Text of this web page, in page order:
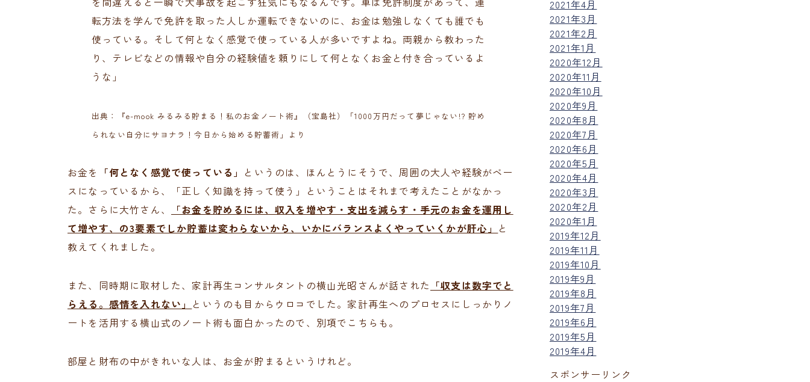
転方法を学んで免許を取った人しか運転できないのに、お金は勉強しなくても誰でも
使っている。そして何となく感覚で使っている人が多いですよね。両親から教わった
り、テレビなどの情報や自分の経験値を頼りにして何となくお金と付き合っているよ
うな」
出典：『e-mook みるみる貯まる！私のお金ノート術』（宝島社）「1000万円だって夢じゃない!? 貯め
られない自分にサヨナラ！今日から始める貯蓄術」より
お金を 「何となく感覚で使っている」 というのは、ほんとうにそうで、周囲の大人や経験がベー
スになっているから、「正しく知識を持って使う」ということはそれまで考えたことがなかっ
た。さらに大竹さん、
「お金を貯めるには、収入を増やす・支出を減らす・手元のお金を運用し
て増やす、の3要素でしか貯蓄は変わらないから、いかにバランスよくやっていくかが肝心」 と
教えてくれました。
また、同時期に取材した、家計再生コンサルタントの横山光昭さんが話された 「収支は数字でと
らえる。感情を入れない」 というのも目からウロコでした。家計再生へのプロセスにしっかりノ
ートを活用する横山式のノート術も面白かったので、別項でこちらも。
部屋と財布の中がきれいな人は、お金が貯まるというけれど。
2021年4月
2021年3月
2021年2月
2021年1月
2020年12月
2020年11月
2020年10月
2020年9月
2020年8月
2020年7月
2020年6月
2020年5月
2020年4月
2020年3月
2020年2月
2020年1月
2019年12月
2019年11月
2019年10月
2019年9月
2019年8月
2019年7月
2019年6月
2019年5月
2019年4月
スポンサーリンク